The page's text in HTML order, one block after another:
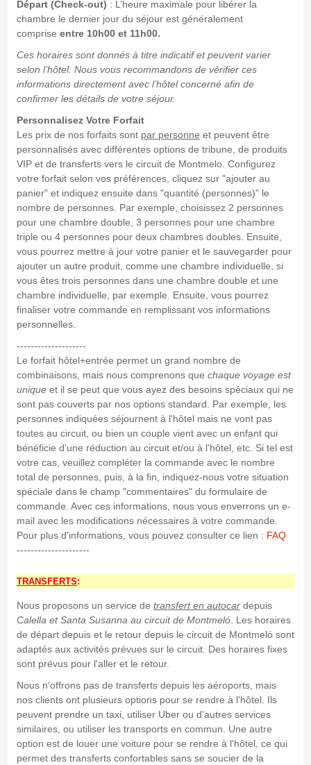
Départ (Check-out) : L’heure maximale pour libérer la
chambre le dernier jour du séjour est généralement
comprise entre 10h00 et 11h00.
Ces horaires sont donnés à titre indicatif et peuvent varier
selon l’hôtel. Nous vous recommandons de vérifier ces
informations directement avec l’hôtel concerné afin de
confirmer les détails de votre séjour.
Personnalisez Votre Forfait
Les prix de nos forfaits sont par personne et peuvent être
personnalisés avec différentes options de tribune, de produits
VIP et de transferts vers le circuit de Montmelo. Configurez
votre forfait selon vos préférences, cliquez sur "ajouter au
panier" et indiquez ensuite dans "quantité (personnes)" le
nombre de personnes. Par exemple, choisissez 2 personnes
pour une chambre double, 3 personnes pour une chambre
triple ou 4 personnes pour deux chambres doubles. Ensuite,
vous pourrez mettre à jour votre panier et le sauvegarder pour
ajouter un autre produit, comme une chambre individuelle, si
vous êtes trois personnes dans une chambre double et une
chambre individuelle, par exemple. Ensuite, vous pourrez
finaliser votre commande en remplissant vos informations
personnelles.
--------------------
Le forfait hôtel+entrée permet un grand nombre de
combinaisons, mais nous comprenons que chaque voyage est
uniqueet il se peut que vous ayez des besoins spéciaux qui ne
sont pas couverts par nos options standard. Par exemple, les
personnes indiquées séjournent à l'hôtel mais ne vont pas
toutes au circuit, ou bien un couple vient avec un enfant qui
bénéficie d'une réduction au circuit et/ou à l'hôtel, etc. Si tel est
votre cas, veuillez compléter la commande avec le nombre
total de personnes, puis, à la fin, indiquez-nous votre situation
spéciale dans le champ "commentaires" du formulaire de
commande. Avec ces informations, nous vous enverrons un e-
mail avec les modifications nécessaires à votre commande.
Pour plus d'informations, vous pouvez consulter ce lien : FAQ
---------------------
TRANSFERTS:
Nous proposons un service de transfert en autocardepuis
Calella et Santa Susanna au circuit de Montmeló. Les horaires
de départ depuis et le retour depuis le circuit de Montmeló sont
adaptés aux activités prévues sur le circuit. Des horaires fixes
sont prévus pour l'aller et le retour.
Nous n'offrons pas de transferts depuis les aéroports, mais
nos clients ont plusieurs options pour se rendre à l'hôtel. Ils
peuvent prendre un taxi, utiliser Uber ou d'autres services
similaires, ou utiliser les transports en commun. Une autre
option est de louer une voiture pour se rendre à l'hôtel, ce qui
permet des transferts confortables sans se soucier de la